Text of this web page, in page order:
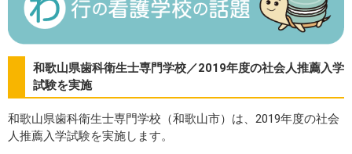
和歌山県歯科衛生士専門学校／2019年度の社会人推薦入学
試験を実施
和歌山県歯科衛生士専門学校（和歌山市）は、2019年度の社会
人推薦入学試験を実施します。